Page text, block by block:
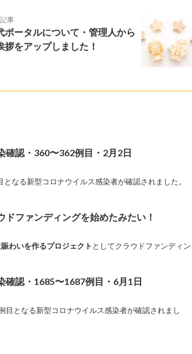
事
ポータルについて・管理人から
拶をアップしました！
確認・360〜362例目・2月2日
なる新型コロナウイルス感染者が確認されました。
ドファンディングを始めたみたい！
わいを作るプロジェクト としてクラウドファンディン
確認・1685〜1687例目・6月1日
となる新型コロナウイルス感染者が確認されまし